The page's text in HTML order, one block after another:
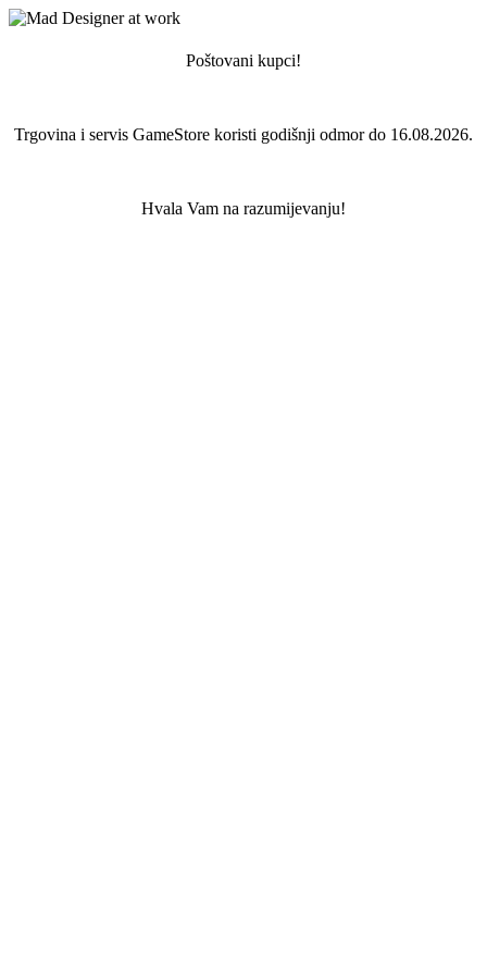
Poštovani kupci!
Trgovina i servis GameStore koristi godišnji odmor do 16.08.2026.
Hvala Vam na razumijevanju!